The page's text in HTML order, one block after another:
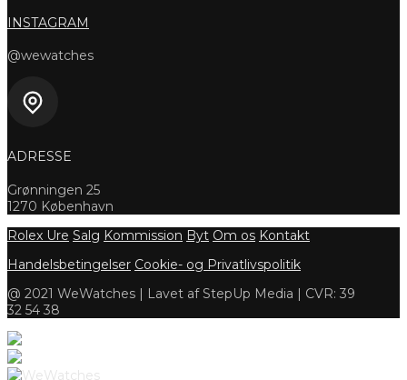
INSTAGRAM
@wewatches
ADRESSE
Grønningen 25
1270 København
Rolex Ure Salg Kommission Byt Om os Kontakt
Handelsbetingelser Cookie- og Privatlivspolitik
@ 2021 WeWatches | Lavet af StepUp Media | CVR: 39
32 54 38